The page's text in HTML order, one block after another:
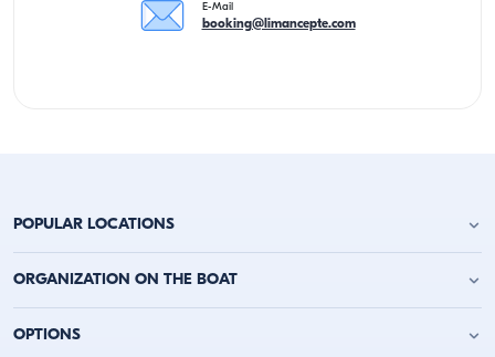
E-Mail
booking@limancepte.com
POPULAR LOCATIONS
Yachtcharter Antalya
Yachtcharter Kaş
ORGANIZATION ON THE BOAT
Geburtstagsfeier auf der Jacht
OPTIONS